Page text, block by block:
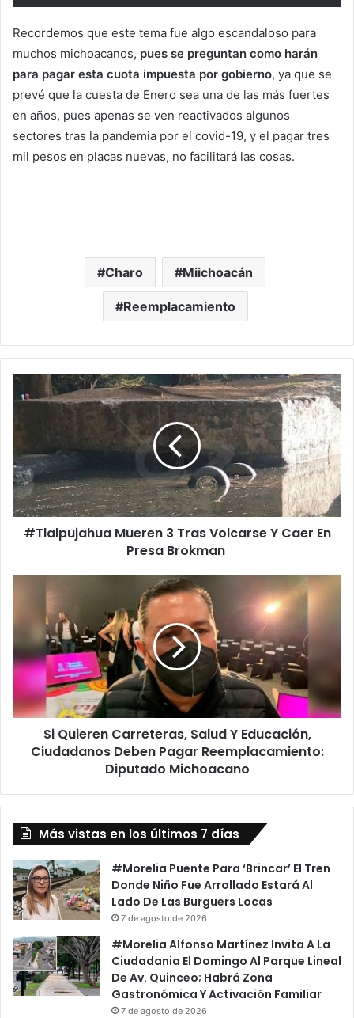
Recordemos que este tema fue algo escandaloso para
muchos michoacanos, pues se preguntan como harán
para pagar esta cuota impuesta por gobierno, ya que se
prevé que la cuesta de Enero sea una de las más fuertes
en años, pues apenas se ven reactivados algunos
sectores tras la pandemia por el covid-19, y el pagar tres
mil pesos en placas nuevas, no facilitará las cosas.
Charo Miichoacán
Reemplacamiento
#Tlalpujahua
Mueren
Tras
Y
Caer
En
Presa
Brokman
#Tlalpujahua Mueren 3 Tras Volcarse Y Caer En
Presa Brokman
Carreteras,
Y
Educación,
Ciudadanos
Deben
Pagar
Reemplacamiento:
Diputado
Si Quieren Carreteras, Salud Y Educación,
Ciudadanos Deben Pagar Reemplacamiento:
Diputado Michoacano
Más vistas en los últimos 7 días
#Morelia Puente Para ‘Brincar’ El Tren
Donde Niño Fue Arrollado Estará Al
Lado De Las Burguers Locas
7 de agosto de 2026
#Morelia Alfonso Martínez Invita A La
Ciudadania El Domingo Al Parque Lineal
De Av. Quinceo; Habrá Zona
Gastronómica Y Activación Familiar
7 de agosto de 2026